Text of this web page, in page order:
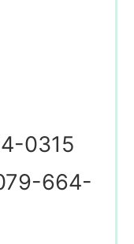
0315
664-